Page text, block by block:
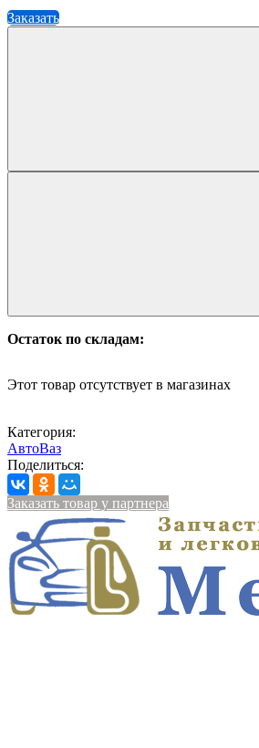
Заказать
Остаток по складам:
Этот товар отсутствует в магазинах
Категория:
АвтоВаз
Поделиться:
Заказать товар у партнера